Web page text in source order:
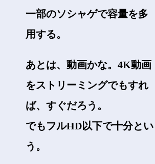
一部のソシャゲで容量を多
用する。
あとは、動画かな。4K動画
をストリーミングでもすれ
ば、すぐだろう。
でもフルHD以下で十分とい
う。